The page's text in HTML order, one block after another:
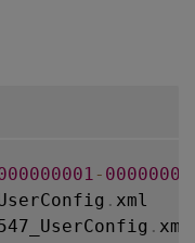
-
. xml
. xml